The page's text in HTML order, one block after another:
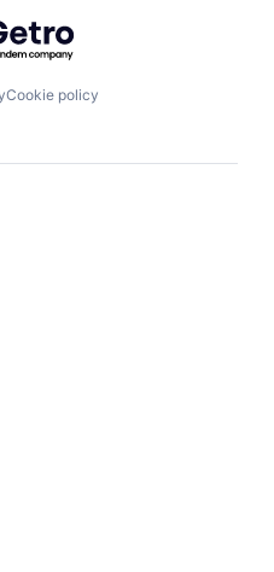
by Getro.com
Cookie policy